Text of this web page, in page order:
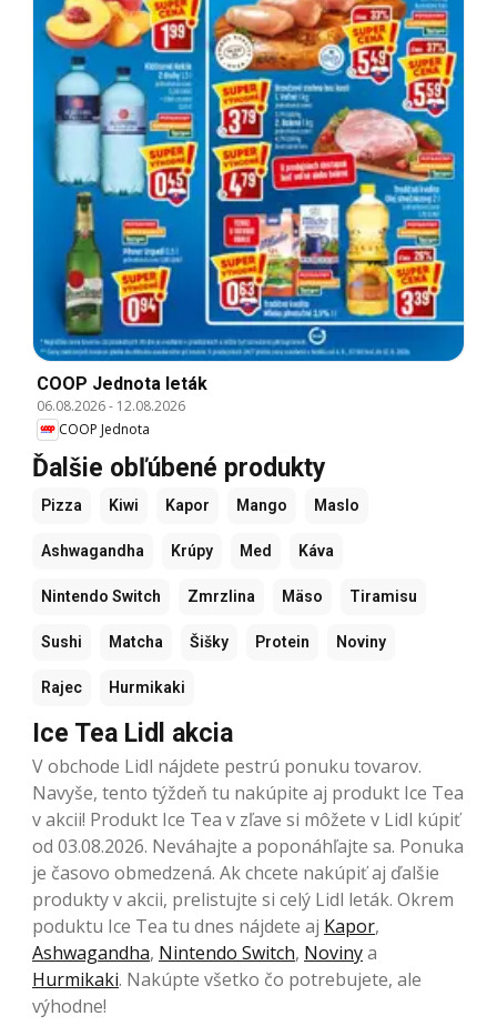
COOP Jednota leták
06.08.2026- 12.08.2026
COOP Jednota
Ďalšie obľúbené produkty
Pizza Kiwi Kapor Mango Maslo
Ashwagandha Krúpy Med Káva
Nintendo Switch Zmrzlina Mäso Tiramisu
Sushi Matcha Šišky Protein Noviny
Rajec Hurmikaki
Ice Tea Lidl akcia
V obchode Lidl nájdete pestrú ponuku tovarov.
Navyše, tento týždeň tu nakúpite aj produkt Ice Tea
v akcii! Produkt Ice Tea v zľave si môžete v Lidl kúpiť
od 03.08.2026. Neváhajte a poponáhľajte sa. Ponuka
je časovo obmedzená. Ak chcete nakúpiť aj ďalšie
produkty v akcii, prelistujte si celý Lidl leták. Okrem
poduktu Ice Tea tu dnes nájdete aj Kapor,
Ashwagandha, Nintendo Switch, Novinya
Hurmikaki. Nakúpte všetko čo potrebujete, ale
výhodne!